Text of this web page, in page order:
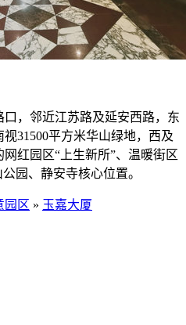
，邻近江苏路及延安西路，东
31500平方米华山绿地，西及
网红园区“上生新所”、温暖街区
园、静安寺核心位置。
园区 » 玉嘉大厦